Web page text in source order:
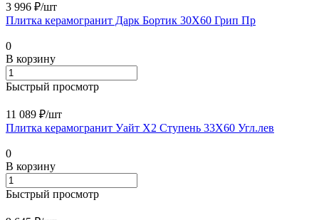
3 996 ₽/шт
Плитка керамогранит Дарк Бортик 30X60 Грип Пр
0
В корзину
Быстрый просмотр
11 089 ₽/шт
Плитка керамогранит Уайт Х2 Ступень 33X60 Угл.лев
0
В корзину
Быстрый просмотр